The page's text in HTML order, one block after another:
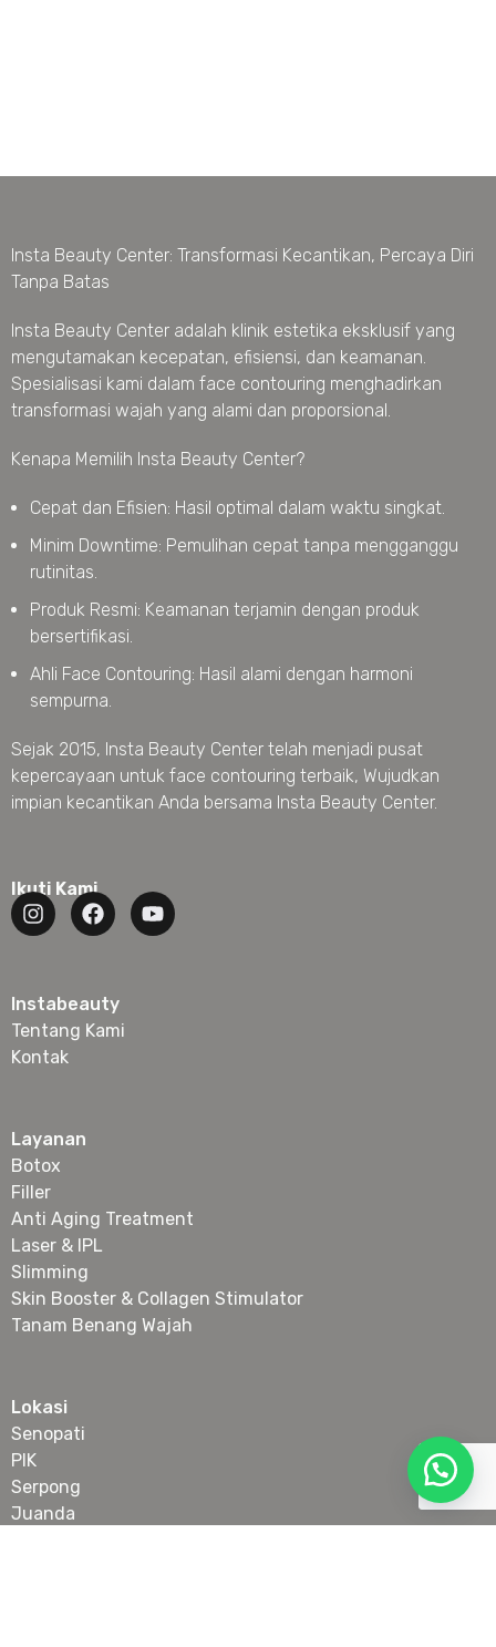
Insta Beauty Center: Transformasi Kecantikan, Percaya Diri
Tanpa Batas
Insta Beauty Center adalah klinik estetika eksklusif yang
mengutamakan kecepatan, efisiensi, dan keamanan.
Spesialisasi kami dalam face contouring menghadirkan
transformasi wajah yang alami dan proporsional.
Kenapa Memilih Insta Beauty Center?
Cepat dan Efisien: Hasil optimal dalam waktu singkat.
Minim Downtime: Pemulihan cepat tanpa mengganggu
rutinitas.
Produk Resmi: Keamanan terjamin dengan produk
bersertifikasi.
Ahli Face Contouring: Hasil alami dengan harmoni
sempurna.
Sejak 2015, Insta Beauty Center telah menjadi pusat
kepercayaan untuk face contouring terbaik, Wujudkan
impian kecantikan Anda bersama Insta Beauty Center.
Ikuti Kami
Instabeauty
Tentang Kami
Kontak
Layanan
Botox
Filler
Anti Aging Treatment
Laser & IPL
Slimming
Skin Booster & Collagen Stimulator
Tanam Benang Wajah
Lokasi
Senopati
PIK
Serpong
Juanda